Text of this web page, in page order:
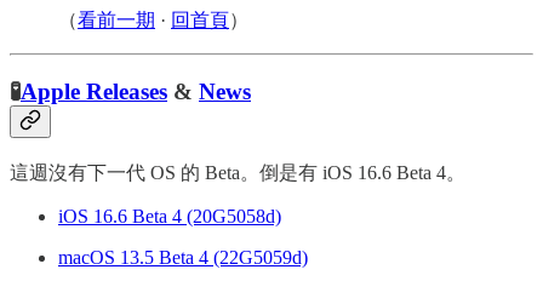
（看前一期 · 回首頁）
🧪Apple Releases & News
這週沒有下一代 OS 的 Beta。倒是有 iOS 16.6 Beta 4。
iOS 16.6 Beta 4 (20G5058d)
macOS 13.5 Beta 4 (22G5059d)